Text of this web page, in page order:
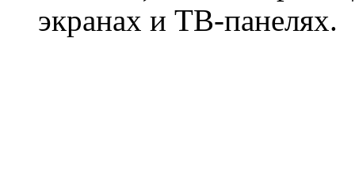
экранах и ТВ-панелях.